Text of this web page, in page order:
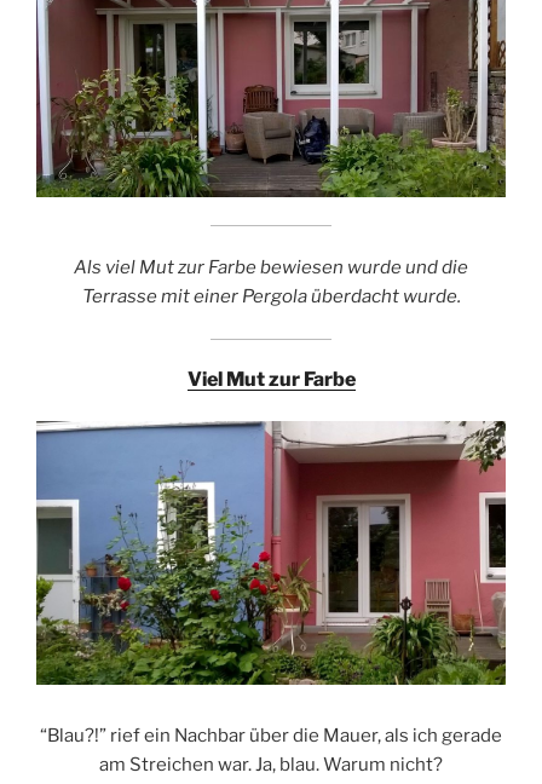
Als viel Mut zur Farbe bewiesen wurde und die
Terrasse mit einer Pergola überdacht wurde.
Viel Mut zur Farbe
“Blau?!” rief ein Nachbar über die Mauer, als ich gerade
am Streichen war. Ja, blau. Warum nicht?